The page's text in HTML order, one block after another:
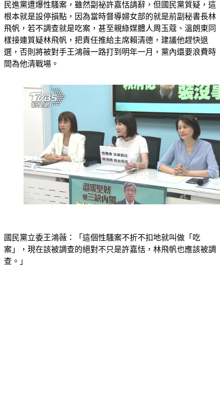
民進黨遭爆性騷案，雖然副祕許嘉恬請辭，但國民黨質疑，這
根本就是設停損點，因為當時督導婦女部的就是前副秘書長林
飛帆，若不調查就是吃案，甚至親綠媒體人周玉蔻、溫朗東同
樣接連質疑林飛帆，把責任推給主席賴清德，建議他趕快退
選，否則將被對手王鴻薇一路打到明年一月，黨內還要浪費時
間為他清戰場。
國民黨立委王鴻薇：「這個性騷案不折不扣地就叫做「吃
案」，現在該被調查的絕對不只是許嘉恬，林飛帆也應該被調
查。」